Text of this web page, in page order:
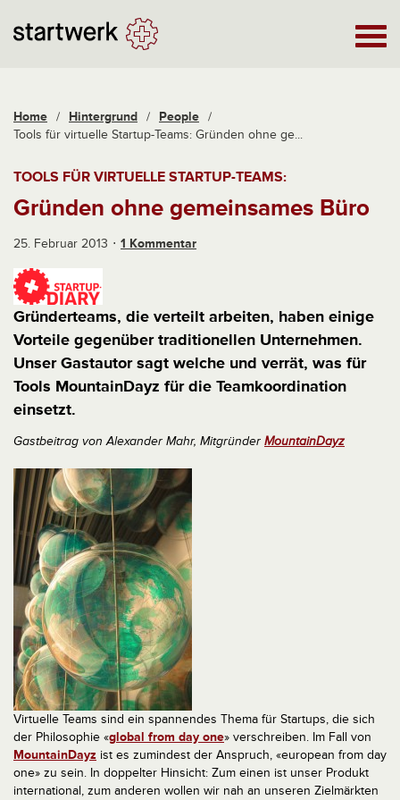
Home / Hintergrund / People /
Tools für virtuelle Startup-Teams: Gründen ohne ge...
TOOLS FÜR VIRTUELLE STARTUP-TEAMS:
Gründen ohne gemeinsames Büro
25. Februar 2013 1 Kommentar
Gründerteams, die verteilt arbeiten, haben einige
Vorteile gegenüber traditionellen Unternehmen.
Unser Gastautor sagt welche und verrät, was für
Tools MountainDayz für die Teamkoordination
einsetzt.
Gastbeitrag von Alexander Mahr, Mitgründer MountainDayz
Virtuelle Teams sind ein spannendes Thema für Startups, die sich
der Philosophie «global from day one» verschreiben. Im Fall von
MountainDayz ist es zumindest der Anspruch, «european from day
one» zu sein. In doppelter Hinsicht: Zum einen ist unser Produkt
international, zum anderen wollen wir nah an unseren Zielmärkten